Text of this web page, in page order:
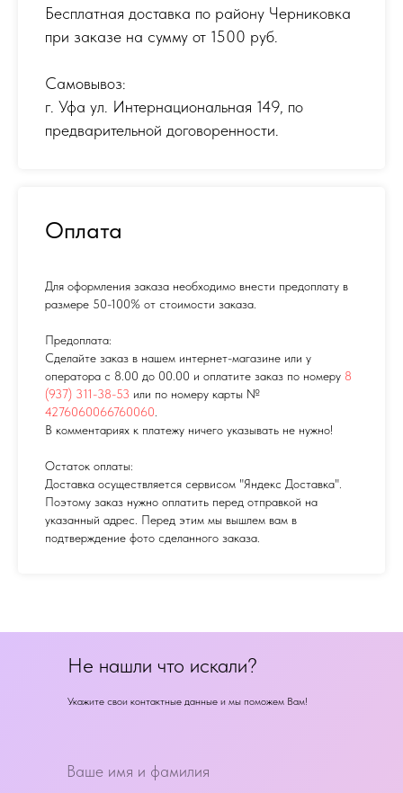
Бесплатная доставка по району Черниковка
при заказе на сумму от 1500 руб.
Самовывоз:
г. Уфа ул. Интернациональная 149, по
предварительной договоренности.
Оплата
Для оформления заказа необходимо внести предоплату в
размере 50-100% от стоимости заказа.
Предоплата:
Сделайте заказ в нашем интернет-магазине или у
оператора с 8.00 до 00.00 и оплатите заказ по номеру 8
(937) 311-38-53 или по номеру карты №
4276060066760060
В комментариях к платежу ничего указывать не нужно!
Остаток оплаты:
Доставка осуществляется сервисом "Яндекс Доставка".
Поэтому заказ нужно оплатить перед отправкой на
указанный адрес. Перед этим мы вышлем вам в
подтверждение фото сделанного заказа.
Не нашли что искали?
Укажите свои контактные данные и мы поможем Вам!